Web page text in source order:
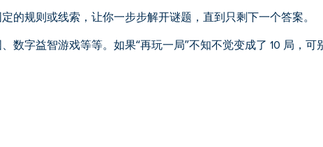
的规则或线索，让你一步步解开谜题，直到只剩下一个答案。
数字益智游戏等等。如果“再玩一局”不知不觉变成了 10 局，可